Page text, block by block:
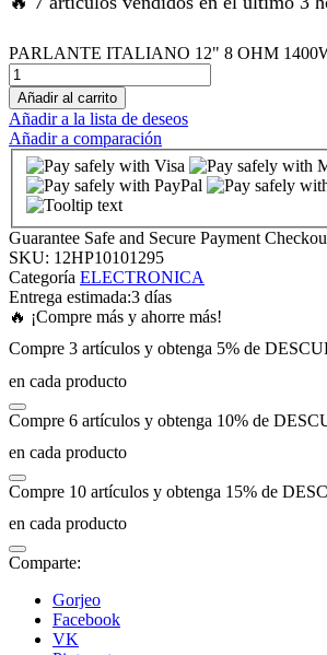
panel
satın al
satın al
panel
panel
panel
panel
panel
panel
panel
panel
PARLANTE ITALIANO 12" 8 OHM
Añadir al carrito
Añadir a la lista de deseos
Añadir a comparación
Guarantee Safe and Secure Payment
SKU: 12HP10101295
Categoría ELECTRONICA
Entrega estimada:3 días
🔥 ¡Compre más y ahorre más!
Compre 3 artículos y obtenga 5% de
en cada producto
Compre 6 artículos y obtenga 10% de
en cada producto
Compre 10 artículos y obtenga 15% de
en cada producto
Comparte:
Gorjeo
Facebook
VK